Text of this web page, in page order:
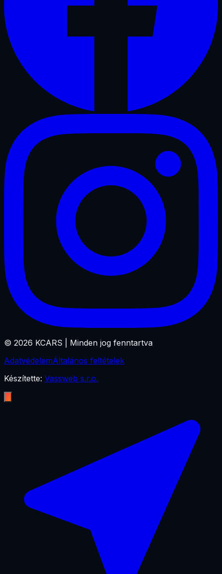
© 2026 KCARS | Minden jog fenntartva
AdatvédelemÁltalános feltételek
Készítette: Vassweb s.r.o.